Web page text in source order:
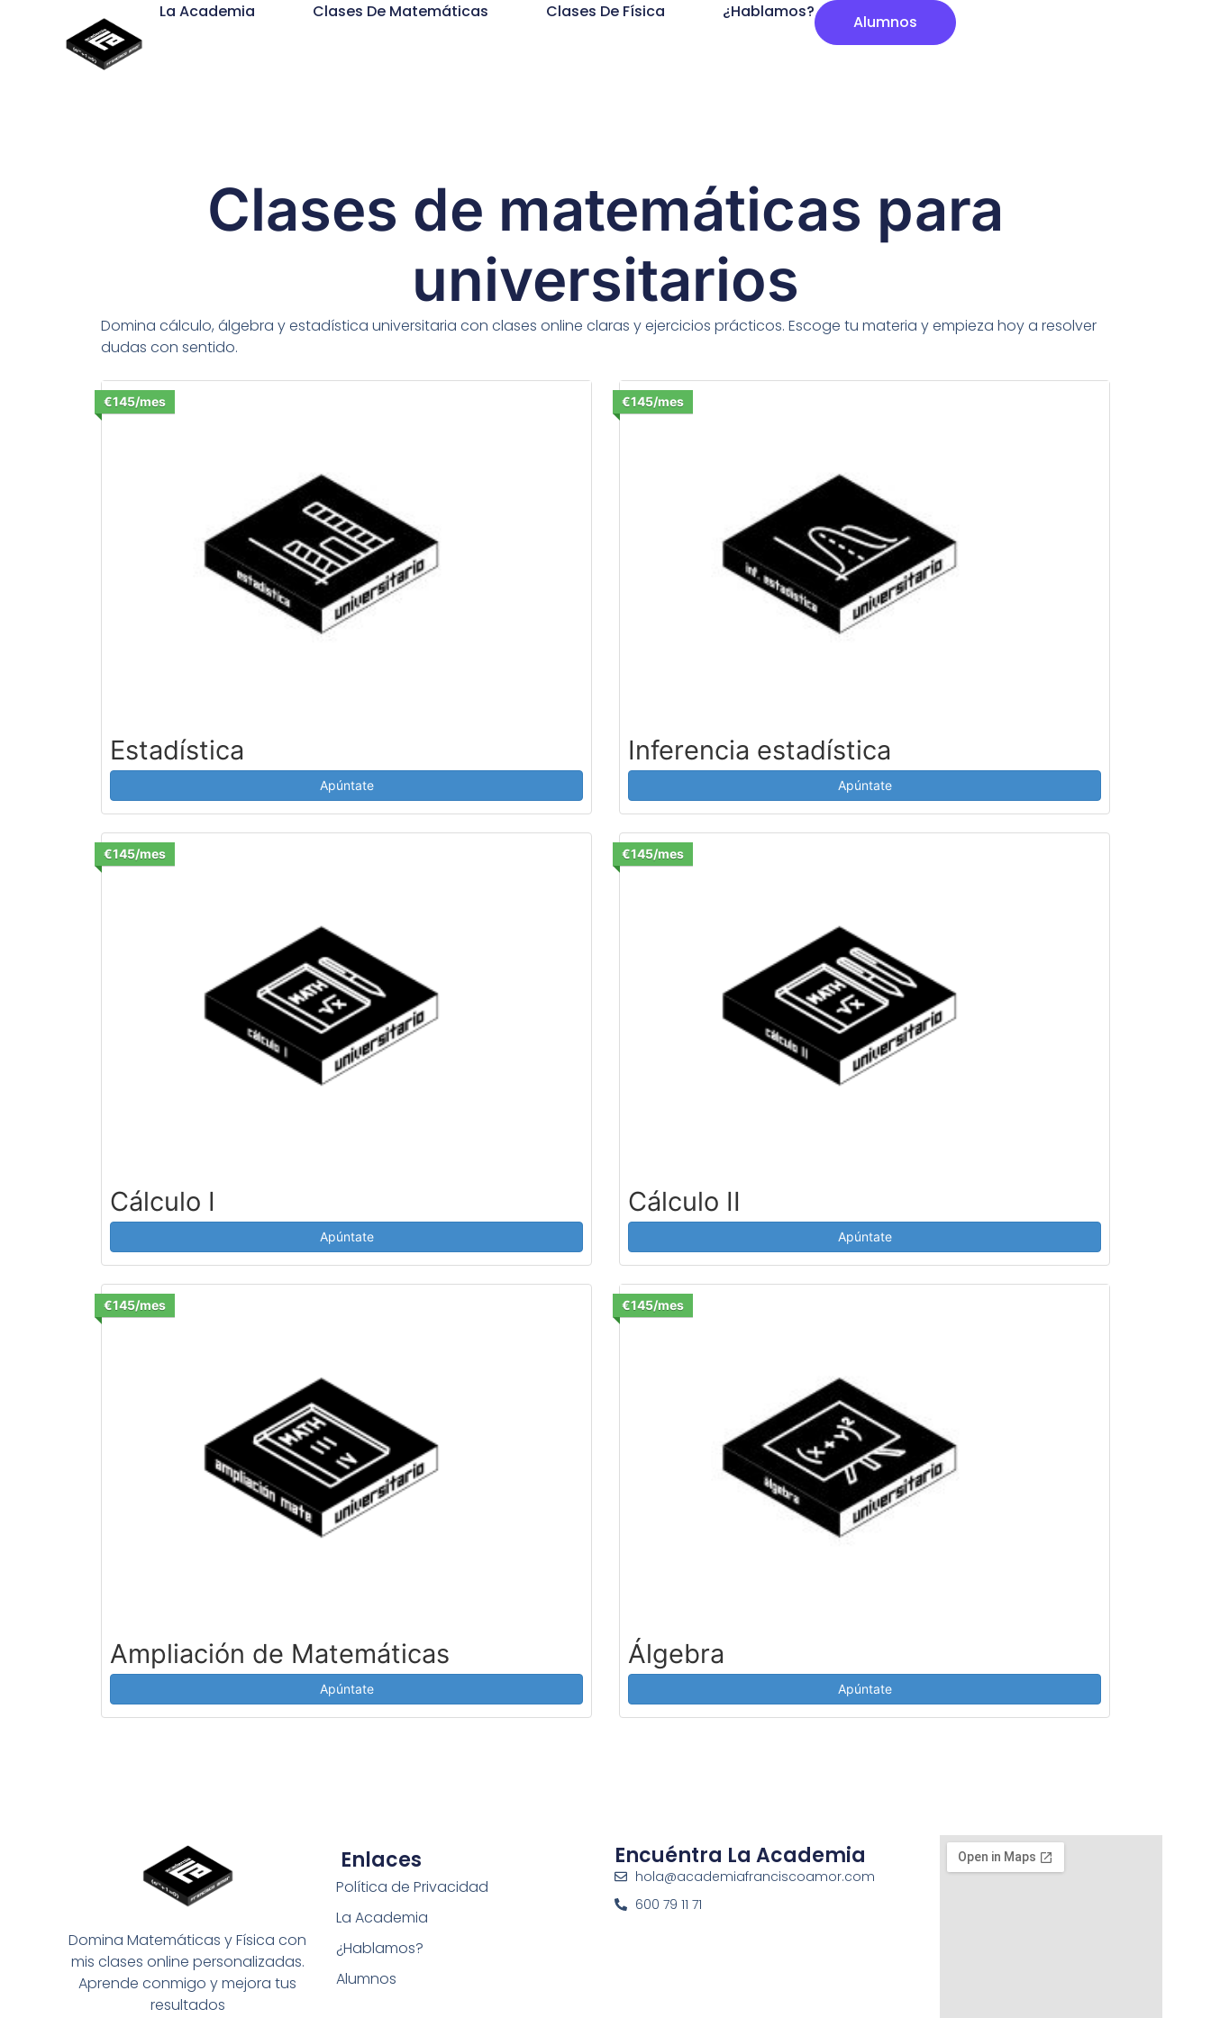
La Academia Clases De Matemáticas Clases De Física ¿Hablamos?
Alumnos
Clases de matemáticas para
universitarios
Domina cálculo, álgebra y estadística universitaria con clases online claras y ejercicios prácticos. Escoge tu materia y empieza hoy a resolver
dudas con sentido.
€145/mes
Estadística
Apúntate
€145/mes
Inferencia estadística
Apúntate
€145/mes
Cálculo I
Apúntate
€145/mes
Cálculo II
Apúntate
€145/mes
Ampliación de Matemáticas
Apúntate
€145/mes
Álgebra
Apúntate
Domina Matemáticas y Física con
mis clases online personalizadas.
Aprende conmigo y mejora tus
resultados
Enlaces
Política de Privacidad
La Academia
¿Hablamos?
Alumnos
Encuéntra La Academia
hola@academiafranciscoamor.com
600 79 11 71